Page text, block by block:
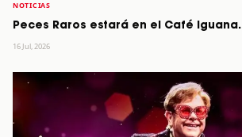
NOTICIAS
Peces Raros estará en el Café Iguana.
16 Jul, 2026